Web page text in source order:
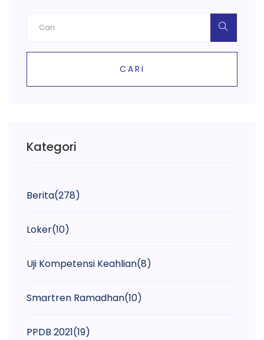
CARI
Kategori
Berita(278)
Loker(10)
Uji Kompetensi Keahlian(8)
Smartren Ramadhan(10)
PPDB 2021(19)